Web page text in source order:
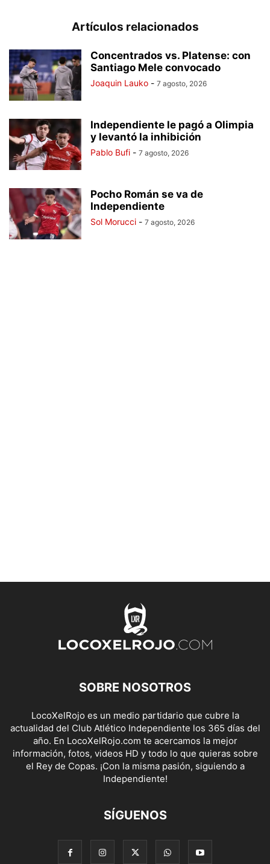
Artículos relacionados
Concentrados vs. Platense: con
Santiago Mele convocado
Joaquin Lauko - 7 agosto, 2026
Independiente le pagó a Olimpia
y levantó la inhibición
Pablo Bufi - 7 agosto, 2026
Pocho Román se va de
Independiente
Sol Morucci - 7 agosto, 2026
SOBRE NOSOTROS
LocoXelRojo es un medio partidario que cubre la
actualidad del Club Atlético Independiente los 365 días del
año. En LocoXelRojo.com te acercamos la mejor
información, fotos, videos HD y todo lo que quieras sobre
el Rey de Copas. ¡Con la misma pasión, siguiendo a
Independiente!
SÍGUENOS